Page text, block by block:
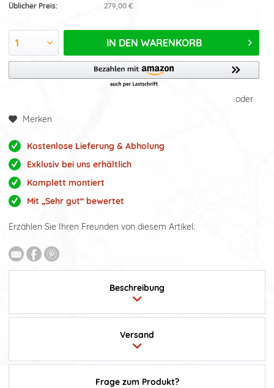
Üblicher Preis:
279,00 €
IN DEN WARENKORB
oder
Merken
Kostenlose Lieferung & Abholung
Exklusiv bei uns erhältlich
Komplett montiert
Mit „Sehr gut“ bewertet
Erzählen Sie Ihren Freunden von diesem Artikel:
Beschreibung
Frage zum Produkt?
Versand